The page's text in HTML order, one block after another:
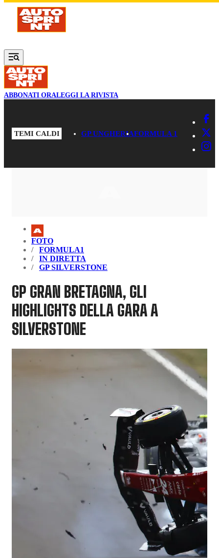
Vai al contenuto principale
ABBONATI ORALEGGI LA RIVISTA
TEMI CALDI GP UNGHERIAFORMULA 1
FOTO
FORMULA1
IN DIRETTA
GP SILVERSTONE
GP GRAN BRETAGNA, GLI
HIGHLIGHTS DELLA GARA A
SILVERSTONE